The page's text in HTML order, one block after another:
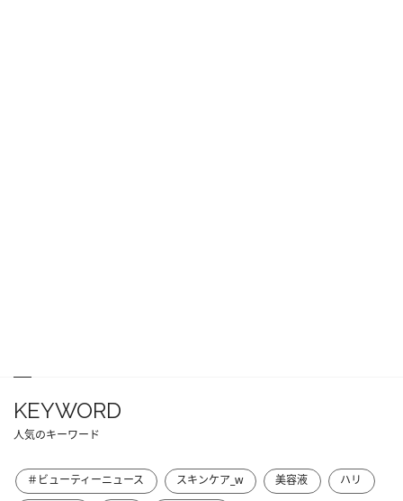
KEYWORD
人気のキーワード
＃ビューティーニュース スキンケア_w 美容液
ハリ